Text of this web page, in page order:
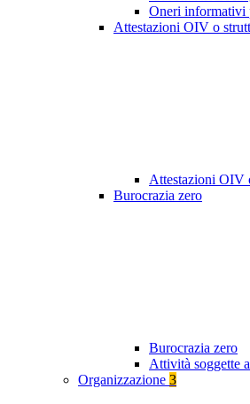
Oneri informativi
Attestazioni OIV o
Attestazioni OIV
Burocrazia zero
Burocrazia zero
Attività soggette
Organizzazione 3